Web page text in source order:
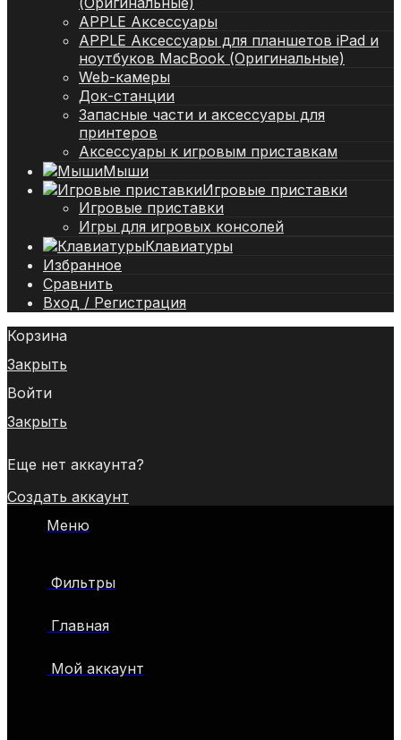
APPLE Аксессуары
APPLE Аксессуары для планшетов iPad и
ноутбуков MacBook (Оригинальные)
Web-камеры
Док-станции
Запасные части и аксессуары для
принтеров
Аксессуары к игровым приставкам
Мыши
Игровые приставки
Игровые приставки
Игры для игровых консолей
Клавиатуры
Избранное
Сравнить
Вход / Регистрация
Корзина
Закрыть
Войти
Закрыть
Еще нет аккаунта?
Создать аккаунт
Меню
Фильтры
Главная
Мой аккаунт